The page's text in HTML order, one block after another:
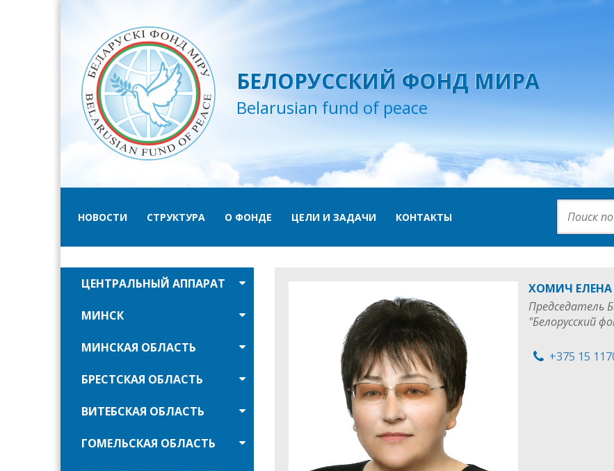
БЕЛОРУССКИЙ ФОНД МИРА
Belarusian fund of peace
НОВОСТИ СТРУКТУРА О ФОНДЕ ЦЕЛИ И ЗАДАЧИ КОНТАКТЫ
ЦЕНТРАЛЬНЫЙ АППАРАТ
МИНСК
МИНСКАЯ ОБЛАСТЬ
БРЕСТСКАЯ ОБЛАСТЬ
ВИТЕБСКАЯ ОБЛАСТЬ
ГОМЕЛЬСКАЯ ОБЛАСТЬ
ХОМИЧ ЕЛЕНА
Председатель
"Белорусский
+375 15